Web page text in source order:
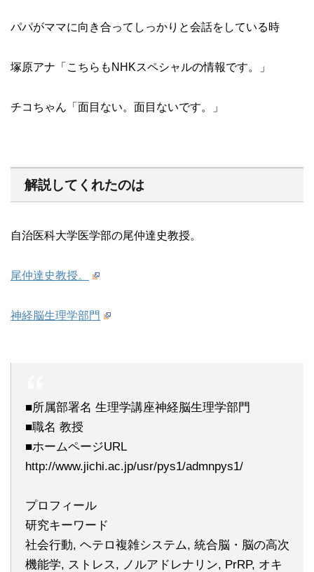
パパがママに向き合ってしっかりと会話をしている時
塚原アナ「こちらもNHKスペシャルの情報です。」
チコちゃん「面目ない。面目ないです。」
解説してくれたのは
自治医科大学医学部の尾仲達史教授。
尾仲達史教授。
神経脳生理学部門
■所属部署名 生理学講座神経脳生理学部門
■職名 教授
■ホームページURL
http://www.jichi.ac.jp/usr/pys1/admnpys1/
プロフィール
研究キーワード
社会行動, ヘテロ複雑システム, 統合脳・脳の高次
機能学, ストレス, ノルアドレナリン, PrRP, オキ